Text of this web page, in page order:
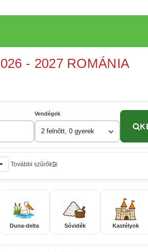
- 2027 ROMÁNIA
Vendégek
2 felnőtt, 0 gyerek
További szűrők
Duna-delta Sóvidék Kastélyok